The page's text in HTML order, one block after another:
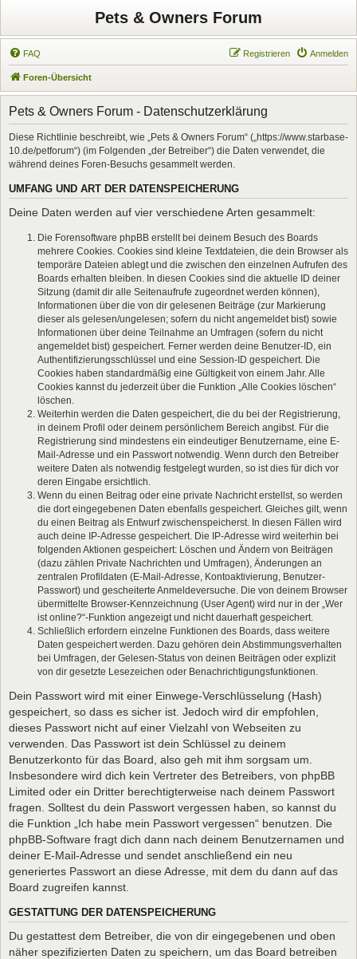
Pets & Owners Forum
FAQ Anmelden
Registrieren
Foren-Übersicht
Pets & Owners Forum - Datenschutzerklärung
Diese Richtlinie beschreibt, wie „Pets & Owners Forum“ („https://www.starbase-
10.de/petforum“) (im Folgenden „der Betreiber“) die Daten verwendet, die
während deines Foren-Besuchs gesammelt werden.
UMFANG UND ART DER DATENSPEICHERUNG
Deine Daten werden auf vier verschiedene Arten gesammelt:
Die Forensoftware phpBB erstellt bei deinem Besuch des Boards
mehrere Cookies. Cookies sind kleine Textdateien, die dein Browser als
temporäre Dateien ablegt und die zwischen den einzelnen Aufrufen des
Boards erhalten bleiben. In diesen Cookies sind die aktuelle ID deiner
Sitzung (damit dir alle Seitenaufrufe zugeordnet werden können),
Informationen über die von dir gelesenen Beiträge (zur Markierung
dieser als gelesen/ungelesen; sofern du nicht angemeldet bist) sowie
Informationen über deine Teilnahme an Umfragen (sofern du nicht
angemeldet bist) gespeichert. Ferner werden deine Benutzer-ID, ein
Authentifizierungsschlüssel und eine Session-ID gespeichert. Die
Cookies haben standardmäßig eine Gültigkeit von einem Jahr. Alle
Cookies kannst du jederzeit über die Funktion „Alle Cookies löschen“
löschen.
Weiterhin werden die Daten gespeichert, die du bei der Registrierung,
in deinem Profil oder deinem persönlichem Bereich angibst. Für die
Registrierung sind mindestens ein eindeutiger Benutzername, eine E-
Mail-Adresse und ein Passwort notwendig. Wenn durch den Betreiber
weitere Daten als notwendig festgelegt wurden, so ist dies für dich vor
deren Eingabe ersichtlich.
Wenn du einen Beitrag oder eine private Nachricht erstellst, so werden
die dort eingegebenen Daten ebenfalls gespeichert. Gleiches gilt, wenn
du einen Beitrag als Entwurf zwischenspeicherst. In diesen Fällen wird
auch deine IP-Adresse gespeichert. Die IP-Adresse wird weiterhin bei
folgenden Aktionen gespeichert: Löschen und Ändern von Beiträgen
(dazu zählen Private Nachrichten und Umfragen), Änderungen an
zentralen Profildaten (E-Mail-Adresse, Kontoaktivierung, Benutzer-
Passwort) und gescheiterte Anmeldeversuche. Die von deinem Browser
übermittelte Browser-Kennzeichnung (User Agent) wird nur in der „Wer
ist online?“-Funktion angezeigt und nicht dauerhaft gespeichert.
Schließlich erfordern einzelne Funktionen des Boards, dass weitere
Daten gespeichert werden. Dazu gehören dein Abstimmungsverhalten
bei Umfragen, der Gelesen-Status von deinen Beiträgen oder explizit
von dir gesetzte Lesezeichen oder Benachrichtigungsfunktionen.
Dein Passwort wird mit einer Einwege-Verschlüsselung (Hash)
gespeichert, so dass es sicher ist. Jedoch wird dir empfohlen,
dieses Passwort nicht auf einer Vielzahl von Webseiten zu
verwenden. Das Passwort ist dein Schlüssel zu deinem
Benutzerkonto für das Board, also geh mit ihm sorgsam um.
Insbesondere wird dich kein Vertreter des Betreibers, von phpBB
Limited oder ein Dritter berechtigterweise nach deinem Passwort
fragen. Solltest du dein Passwort vergessen haben, so kannst du
die Funktion „Ich habe mein Passwort vergessen“ benutzen. Die
phpBB-Software fragt dich dann nach deinem Benutzernamen und
deiner E-Mail-Adresse und sendet anschließend ein neu
generiertes Passwort an diese Adresse, mit dem du dann auf das
Board zugreifen kannst.
GESTATTUNG DER DATENSPEICHERUNG
Du gestattest dem Betreiber, die von dir eingegebenen und oben
näher spezifizierten Daten zu speichern, um das Board betreiben